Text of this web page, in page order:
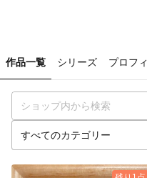
作品一覧 シリーズ プロフ